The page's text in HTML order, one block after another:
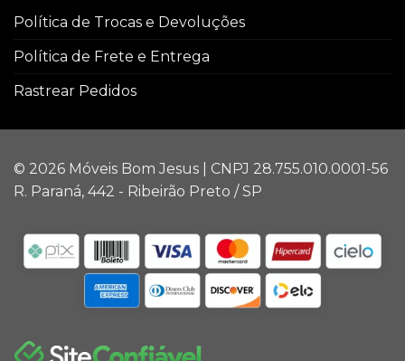
Política de Trocas e Devoluções
Política de Frete e Entrega
Rastrear Pedidos
© 2026 Móveis Bom Jesus | CNPJ 28.755.010.0001-56
R. Paraná, 442 - Ribeirão Preto / SP